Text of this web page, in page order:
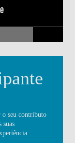
o seu contributo
suas